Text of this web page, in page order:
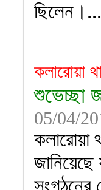
ছিলেন।...
কলারোয়া
শুভেচ্ছা
05/04/
কলারোয়া